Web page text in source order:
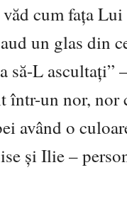
cum fața
un glas din
să-L
un nor, nor
având o
şi Ilie –